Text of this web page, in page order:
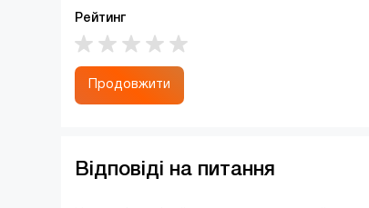
Рейтинг
Продовжити
Відповіді на питання